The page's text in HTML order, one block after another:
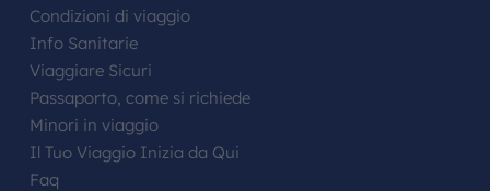
Condizioni di viaggio
Info Sanitarie
Viaggiare Sicuri
Passaporto, come si richiede
Minori in viaggio
Il Tuo Viaggio Inizia da Qui
Faq